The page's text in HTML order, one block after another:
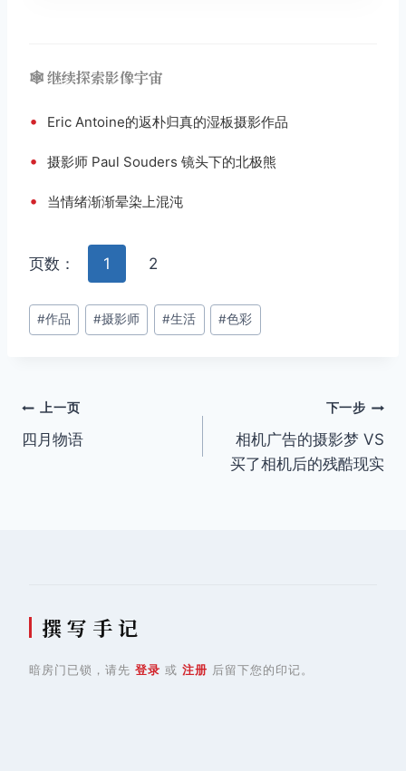
🕸️ 继续探索影像宇宙
• Eric Antoine的返朴归真的湿板摄影作品
• 摄影师 Paul Souders 镜头下的北极熊
• 当情绪渐渐晕染上混沌
页数： 1 2
文
章
#作品 #摄影师 #生活 #色彩
文
章
上一页
四月物语
下一步
相机广告的摄影梦 VS
买了相机后的残酷现实
撰 写 手 记
暗房门已锁，请先 登录 或 注册 后留下您的印记。